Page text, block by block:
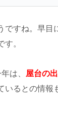
ですね。早目
す。
は、 屋台の
いるとの情報